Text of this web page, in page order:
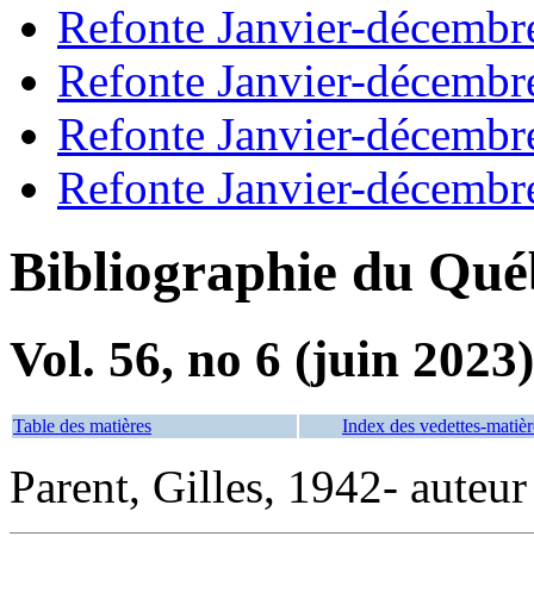
Refonte Janvier-
Refonte Janvier-
Refonte Janvier-
Refonte Janvier-
Bibliographie du
Vol. 56, no 6 (juin 2023)
Table des matières Index des vedettes-
Parent, Gilles, 1942- auteur